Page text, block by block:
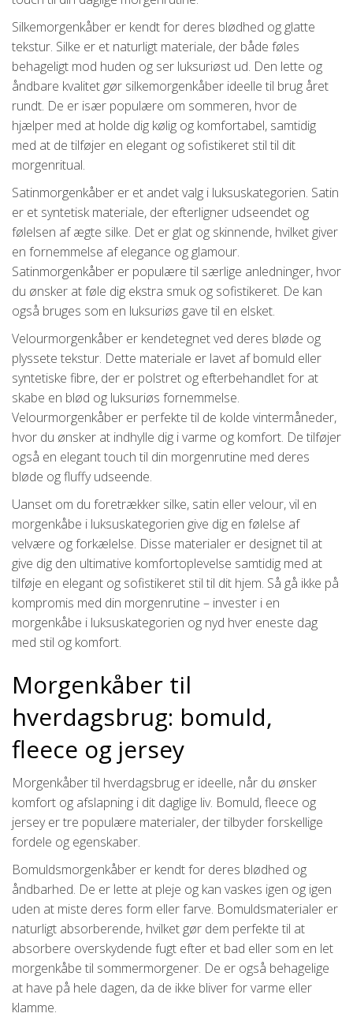
Silkemorgenkåber er kendt for deres blødhed og glatte
tekstur. Silke er et naturligt materiale, der både føles
behageligt mod huden og ser luksuriøst ud. Den lette og
åndbare kvalitet gør silkemorgenkåber ideelle til brug året
rundt. De er især populære om sommeren, hvor de
hjælper med at holde dig kølig og komfortabel, samtidig
med at de tilføjer en elegant og sofistikeret stil til dit
morgenritual.
Satinmorgenkåber er et andet valg i luksuskategorien. Satin
er et syntetisk materiale, der efterligner udseendet og
følelsen af ægte silke. Det er glat og skinnende, hvilket giver
en fornemmelse af elegance og glamour.
Satinmorgenkåber er populære til særlige anledninger, hvor
du ønsker at føle dig ekstra smuk og sofistikeret. De kan
også bruges som en luksuriøs gave til en elsket.
Velourmorgenkåber er kendetegnet ved deres bløde og
plyssete tekstur. Dette materiale er lavet af bomuld eller
syntetiske fibre, der er polstret og efterbehandlet for at
skabe en blød og luksuriøs fornemmelse.
Velourmorgenkåber er perfekte til de kolde vintermåneder,
hvor du ønsker at indhylle dig i varme og komfort. De tilføjer
også en elegant touch til din morgenrutine med deres
bløde og fluffy udseende.
Uanset om du foretrækker silke, satin eller velour, vil en
morgenkåbe i luksuskategorien give dig en følelse af
velvære og forkælelse. Disse materialer er designet til at
give dig den ultimative komfortoplevelse samtidig med at
tilføje en elegant og sofistikeret stil til dit hjem. Så gå ikke på
kompromis med din morgenrutine – invester i en
morgenkåbe i luksuskategorien og nyd hver eneste dag
med stil og komfort.
Morgenkåber til
hverdagsbrug: bomuld,
fleece og jersey
Morgenkåber til hverdagsbrug er ideelle, når du ønsker
komfort og afslapning i dit daglige liv. Bomuld, fleece og
jersey er tre populære materialer, der tilbyder forskellige
fordele og egenskaber.
Bomuldsmorgenkåber er kendt for deres blødhed og
åndbarhed. De er lette at pleje og kan vaskes igen og igen
uden at miste deres form eller farve. Bomuldsmaterialer er
naturligt absorberende, hvilket gør dem perfekte til at
absorbere overskydende fugt efter et bad eller som en let
morgenkåbe til sommermorgener. De er også behagelige
at have på hele dagen, da de ikke bliver for varme eller
klamme.